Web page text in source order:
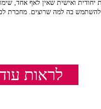
יחודית ואישית שאין לאף אחד,
בה למה שרוצים. מחברת
לראות